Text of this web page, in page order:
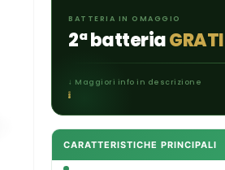
BATTERIA IN OMAGGIO
2ª batteria
↓ Maggiori info in descrizione
CARATTERISTICHE PRINCIPALI